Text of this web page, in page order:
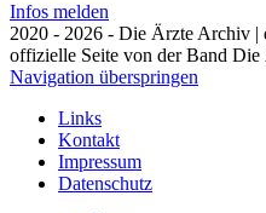
Infos melden
2020 - 2026 - Die Ärzte Archiv |
offizielle Seite von der Band Die
Navigation überspringen
Links
Kontakt
Impressum
Datenschutz